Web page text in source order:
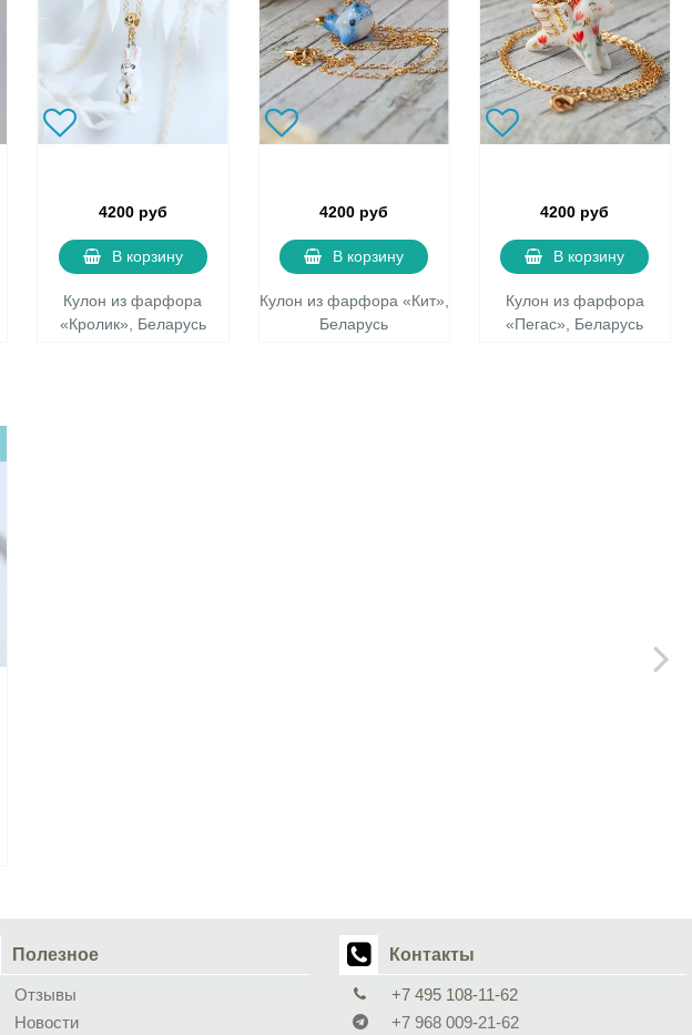
4200 руб
В корзину
Кулон из фарфора
«Кролик», Беларусь
4200 руб
В корзину
Кулон из фарфора «Кит»,
Беларусь
4200 руб
В корзину
Кулон из фарфора
«Пегас», Беларусь
Полезное
Отзывы
Новости
Контакты
+7 495 108-11-62
+7 968 009-21-62